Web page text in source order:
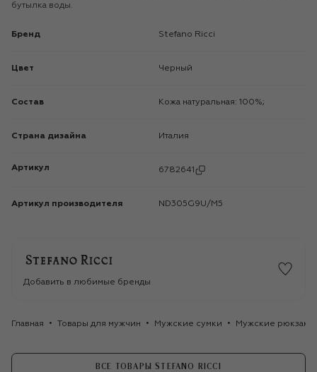
бутылка воды.
Бренд Stefano Ricci
Цвет Черный
Состав Кожа натуральная: 100%;
Страна дизайна Италия
Артикул 6782641
Артикул производителя ND305G9U/M5
Добавить в любимые бренды
Главная Товары для мужчин Мужские сумки Мужские рюкзаки
ВСЕ ТОВАРЫ STEFANO RICCI